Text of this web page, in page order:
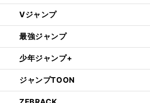
Vジャンプ
最強ジャンプ
少年ジャンプ+
ジャンプTOON